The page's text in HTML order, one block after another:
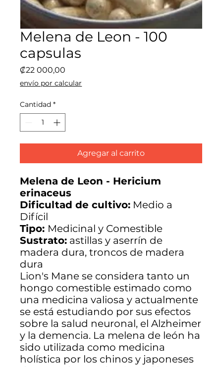
Melena de Leon - 100
capsulas
₡22 000,00
envío por calcular
Cantidad *
Agregar al carrito
Melena de Leon - Hericium
erinaceus
Dificultad de cultivo: Medio a
Difícil
Tipo: Medicinal y Comestible
Sustrato: astillas y aserrín de
madera dura, troncos de madera
dura
Lion's Mane se considera tanto un
hongo comestible estimado como
una medicina valiosa y actualmente
se está estudiando por sus efectos
sobre la salud neuronal, el Alzheimer
y la demencia. La melena de león ha
sido utilizada como medicina
holística por los chinos y japoneses